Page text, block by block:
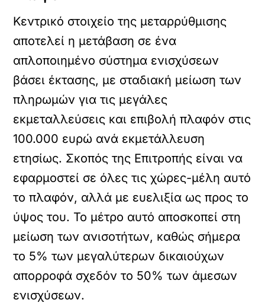
Κεντρικό στοιχείο της μεταρρύθμισης
αποτελεί η μετάβαση σε ένα
απλοποιημένο σύστημα ενισχύσεων
βάσει έκτασης, με σταδιακή μείωση των
πληρωμών για τις μεγάλες
εκμεταλλεύσεις και επιβολή πλαφόν στις
100.000 ευρώ ανά εκμετάλλευση
ετησίως. Σκοπός της Επιτροπής είναι να
εφαρμοστεί σε όλες τις χώρες-μέλη αυτό
το πλαφόν, αλλά με ευελιξία ως προς το
ύψος του. Το μέτρο αυτό αποσκοπεί στη
μείωση των ανισοτήτων, καθώς σήμερα
το 5% των μεγαλύτερων δικαιούχων
απορροφά σχεδόν το 50% των άμεσων
ενισχύσεων.